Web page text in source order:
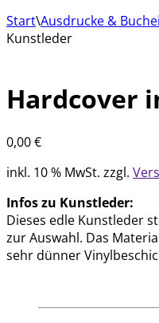
Start\Ausdrucke &
Kunstleder
Hardcover
0,00€
inkl. 10 % MwSt. zzgl.
Infos zu Kunstleder:
Dieses edle Kunstleder
zur Auswahl. Das
sehr dünner